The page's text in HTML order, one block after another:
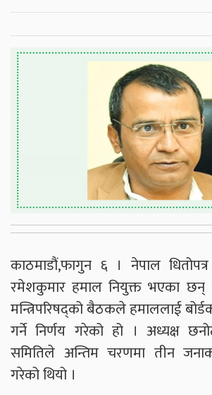
काठमाडौं,फागुन ६ । नेपाल धितोपत्र
रमेशकुमार हमाल नियुक्त भएका छन्
मन्त्रिपरिषद्को बैठकले हमाललाई
गर्ने निर्णय गरेको हो । अध्यक्ष
समितिले अन्तिम चरणमा तीन
गरेको थियो ।